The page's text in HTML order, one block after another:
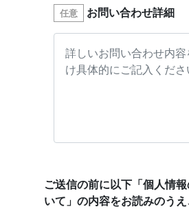
任意 お問い合わせ詳細
ご送信の前に以下「個人情
いて」の内容をお読みのう